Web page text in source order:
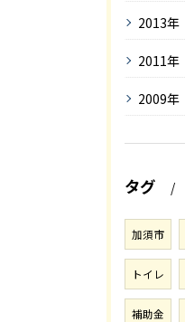
2013年
2011年
2009年
タグ
加須市
トイレ
補助金